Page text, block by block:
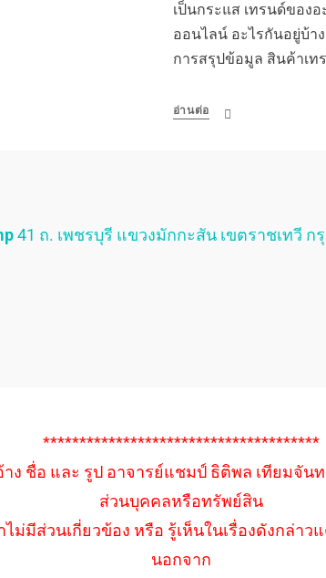
เป็นกระแส เทรนด์ของ
ออนไลน์ อะไรกันอยู่บ้
การสรุปข้อมูล สินค้าเท
อ่านต่อ
41 ถ. เพชรบุรี แขวงมักกะสัน เขตราชเทวี ก
**************************************
ชื่อ และ รูป อาจารย์แชมป์ ธิติพล เทียมจัน
ส่วนบุคคลหรือทรัพย์สิน
ม่มีส่วนเกี่ยวข้อง หรือ รู้เห็นในเรื่องดังกล่า
นอกจาก